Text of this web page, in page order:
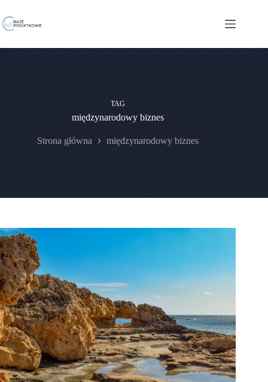
do
treści
TAG
międzynarodowy biznes
Strona główna międzynarodowy biznes